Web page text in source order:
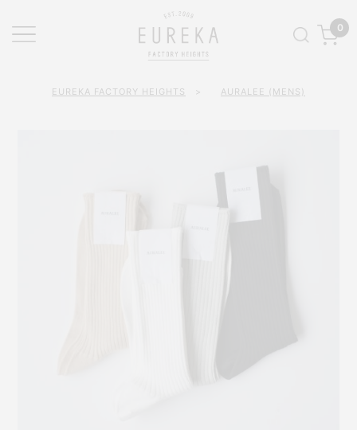
0
EUREKA FACTORY HEIGHTS > AURALEE (MENS)